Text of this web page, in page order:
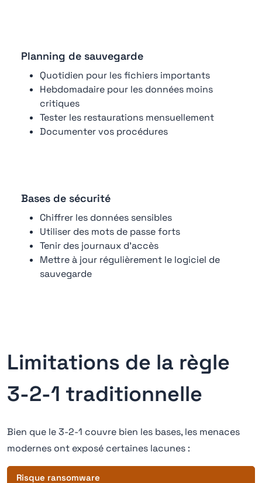
Planning de sauvegarde
Quotidien pour les fichiers importants
Hebdomadaire pour les données moins
critiques
Tester les restaurations mensuellement
Documenter vos procédures
Bases de sécurité
Chiffrer les données sensibles
Utiliser des mots de passe forts
Tenir des journaux d'accès
Mettre à jour régulièrement le logiciel de
sauvegarde
Limitations de la règle
3-2-1 traditionnelle
Bien que le 3-2-1 couvre bien les bases, les menaces
modernes ont exposé certaines lacunes :
Risque ransomware